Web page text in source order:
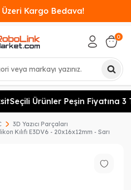
Üzeri Kargo Bedava!
0
Seçili Ürünler Peşin Fiyatına 3
3D Yazıcı Parçaları
Kılıfı E3DV6 - 20x16x12mm - Sarı